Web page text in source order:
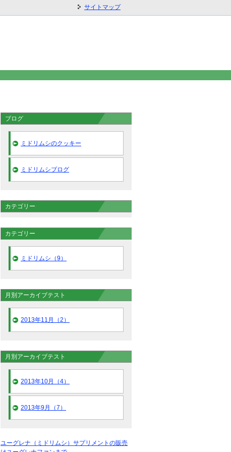
ブログ
ミドリムシのクッキー
ミドリムシブログ
カテゴリー
カテゴリー
ミドリムシ（9）
月別アーカイブテスト
2013年11月（2）
月別アーカイブテスト
2013年10月（4）
2013年9月（7）
ユーグレナ（ミドリムシ）サプリメントの販売
サイトマップ